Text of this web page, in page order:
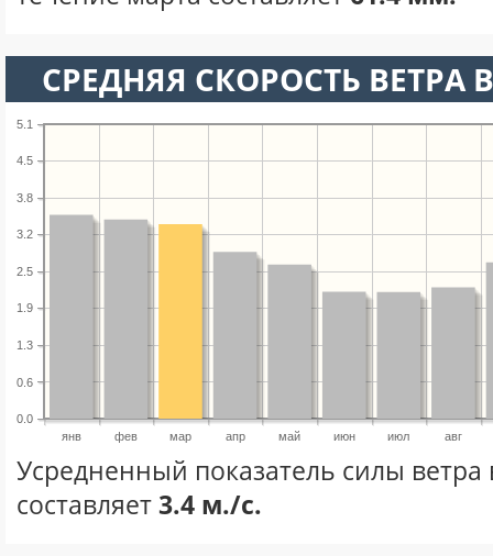
СРЕДНЯЯ СКОРОСТЬ ВЕТРА
янв фев мар апр май июн июл авг
0.0
0.6
1.3
1.9
2.5
3.2
3.8
4.5
5.1
Усредненный показатель силы ветра
составляет3.4 м./с.